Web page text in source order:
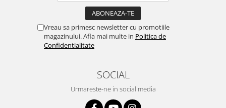
Vreau sa primesc newsletter cu promotiile
magazinului. Afla mai multe in Politica de
Confidentialitate
SOCIAL
Urmareste-ne in social media